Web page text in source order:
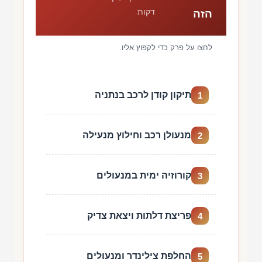
הזה
דקות
לחצו על פרק כדי לקפוץ אליו.
1 תיקון קודן לרכב בנתניה
2 מנעולן רכב וחילוץ מנעילה
3 קורוזיה ימית במנעולים
4 פריצת דלתות ויצאת צדיק
5 החלפת צילינדר ומנעולים